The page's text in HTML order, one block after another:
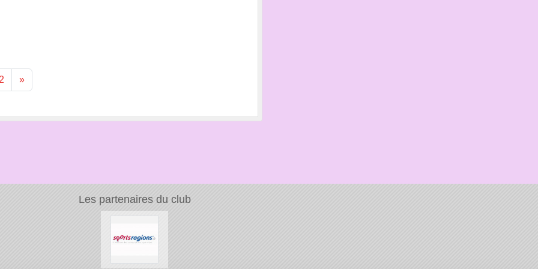
»
Les partenaires du club